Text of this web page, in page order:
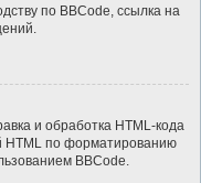
по BBCode, ссылка на
и обработка HTML-кода
HTML по форматированию
BBCode.